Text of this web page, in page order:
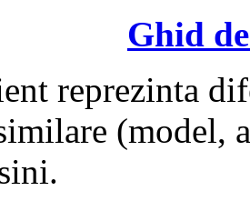
Ghid
reprezinta
(model,